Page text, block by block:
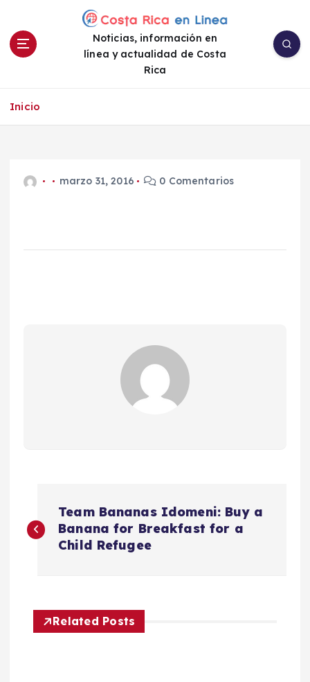
Noticias, información en
línea y actualidad de Costa
Rica
Inicio
marzo 31, 2016 0 Comentarios
a
e
g
Team Bananas Idomeni: Buy a
Banana for Breakfast for a
Child Refugee
Related Posts